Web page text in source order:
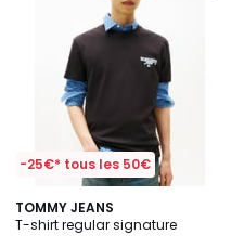
-25€* tous les 50€
TOMMY JEANS
T-shirt regular signature
2
Couleurs